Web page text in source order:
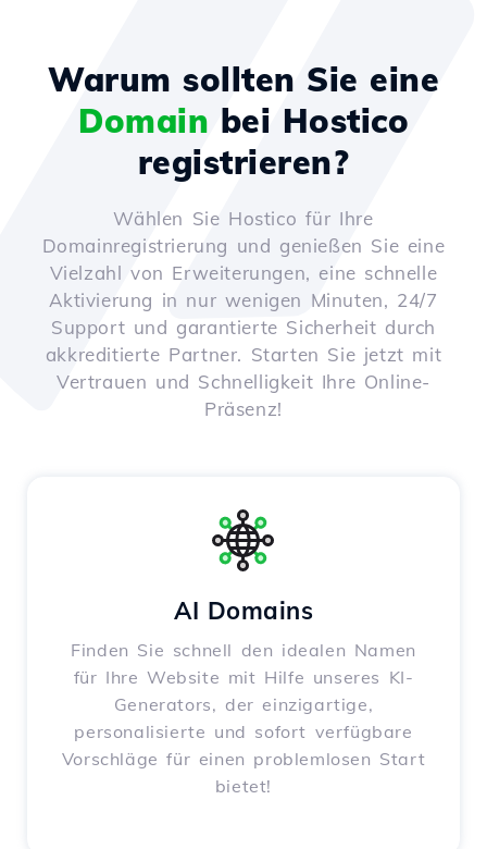
Warum sollten Sie eine
Domain bei Hostico
registrieren?
Wählen Sie Hostico für Ihre
Domainregistrierung und genießen Sie eine
Vielzahl von Erweiterungen, eine schnelle
Aktivierung in nur wenigen Minuten, 24/7
Support und garantierte Sicherheit durch
akkreditierte Partner. Starten Sie jetzt mit
Vertrauen und Schnelligkeit Ihre Online-
Präsenz!
AI Domains
Finden Sie schnell den idealen Namen
für Ihre Website mit Hilfe unseres KI-
Generators, der einzigartige,
personalisierte und sofort verfügbare
Vorschläge für einen problemlosen Start
bietet!